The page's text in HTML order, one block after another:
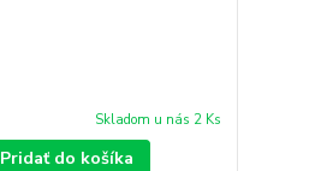
Skladom u nás 2 Ks
Pridať do košíka